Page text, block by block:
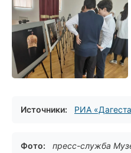
Источники: РИА
Фото:
пресс-служба